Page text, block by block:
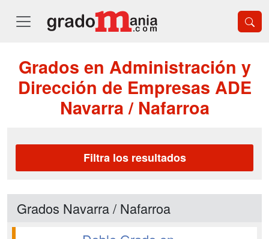
Grados en Administración y
Dirección de Empresas ADE
Navarra / Nafarroa
Filtra los resultados
Grados Navarra / Nafarroa